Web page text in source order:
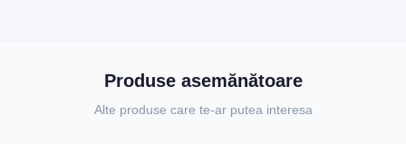
Produse asemănătoare
Alte produse care te-ar putea interesa